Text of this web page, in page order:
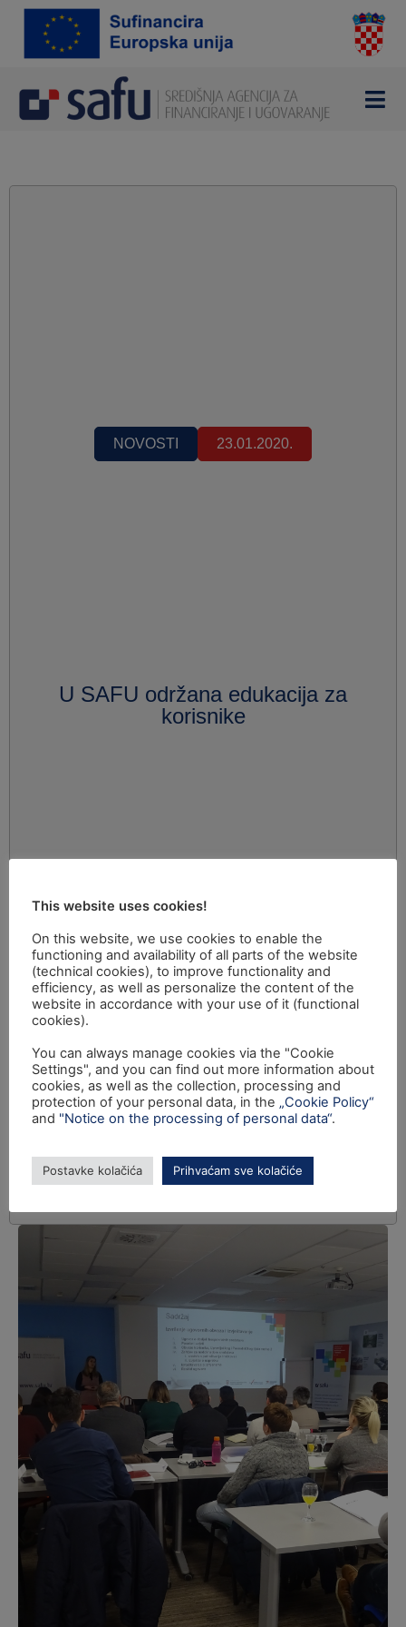
NOVOSTI 23.01.2020.
U SAFU održana edukacija za
korisnike
This website uses cookies!
On this website, we use cookies to enable the
functioning and availability of all parts of the website
(technical cookies), to improve functionality and
efficiency, as well as personalize the content of the
website in accordance with your use of it (functional
cookies).
You can always manage cookies via the "Cookie
Settings", and you can find out more information about
cookies, as well as the collection, processing and
protection of your personal data, in the „Cookie Policy“
and "Notice on the processing of personal data“.
Postavke kolačića Prihvaćam sve kolačiće